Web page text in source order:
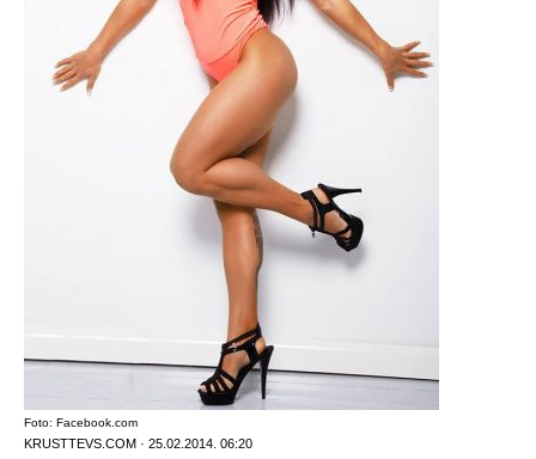
Foto: Facebook.com
KRUSTTEVS.COM · 25.02.2014. 06:20